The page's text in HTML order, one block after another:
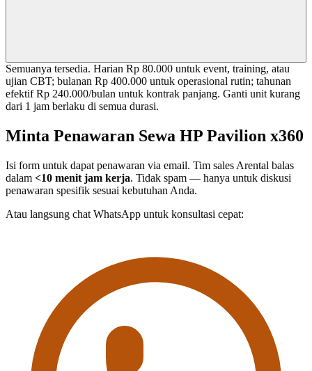
Semuanya tersedia. Harian Rp 80.000 untuk event, training, atau
ujian CBT; bulanan Rp 400.000 untuk operasional rutin; tahunan
efektif Rp 240.000/bulan untuk kontrak panjang. Ganti unit kurang
dari 1 jam berlaku di semua durasi.
Minta Penawaran Sewa HP Pavilion x360
Isi form untuk dapat penawaran via email. Tim sales Arental balas
dalam <10 menit jam kerja. Tidak spam — hanya untuk diskusi
penawaran spesifik sesuai kebutuhan Anda.
Atau langsung chat WhatsApp untuk konsultasi cepat: